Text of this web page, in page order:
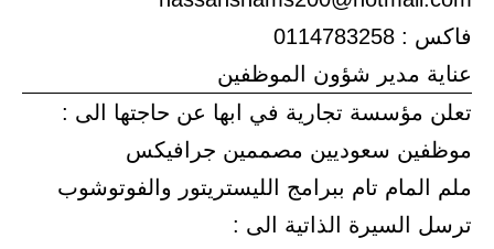
فاكس : 0114783258
عناية مدير شؤون الموظفين
تعلن مؤسسة تجارية في ابها عن حاجتها الى :
موظفين سعوديين مصممين جرافيكس
ملم المام تام ببرامج الليستريتور والفوتوشوب
ترسل السيرة الذاتية الى :